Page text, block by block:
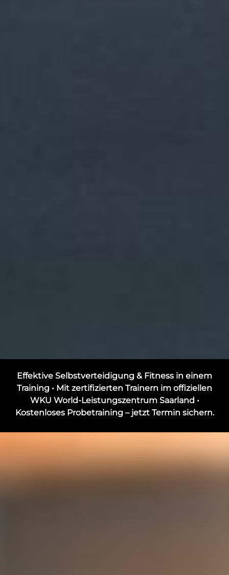
Effektive Selbstverteidigung & Fitness in einem
Training • Mit zertifizierten Trainern im offiziellen
WKU World-Leistungszentrum Saarland •
Kostenloses Probetraining – jetzt Termin sichern.